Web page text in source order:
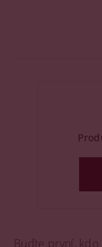
Buďte první,